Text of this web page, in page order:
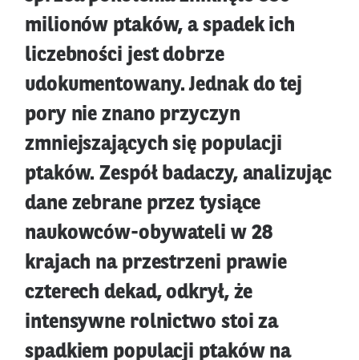
milionów ptaków, a spadek ich
liczebności jest dobrze
udokumentowany. Jednak do tej
pory nie znano przyczyn
zmniejszających się populacji
ptaków. Zespół badaczy, analizując
dane zebrane przez tysiące
naukowców-obywateli w 28
krajach na przestrzeni prawie
czterech dekad, odkrył, że
intensywne rolnictwo stoi za
spadkiem populacji ptaków na